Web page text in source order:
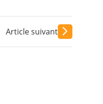
Article suivant